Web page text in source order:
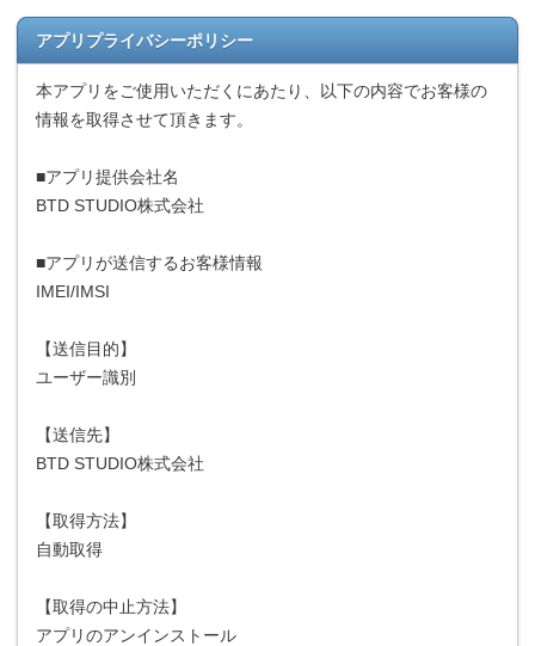
アプリプライバシーポリシー
本アプリをご使用いただくにあたり、以下の内容でお客様の
情報を取得させて頂きます。
■アプリ提供会社名
BTD STUDIO株式会社
■アプリが送信するお客様情報
IMEI/IMSI
【送信目的】
ユーザー識別
【送信先】
BTD STUDIO株式会社
【取得方法】
自動取得
【取得の中止方法】
アプリのアンインストール